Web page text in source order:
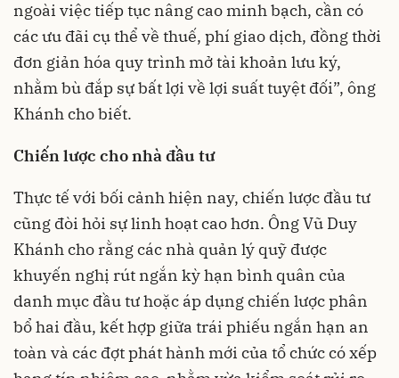
ngoài việc tiếp tục nâng cao minh bạch, cần có
các ưu đãi cụ thể về thuế, phí giao dịch, đồng thời
đơn giản hóa quy trình mở tài khoản lưu ký,
nhằm bù đắp sự bất lợi về lợi suất tuyệt đối”, ông
Khánh cho biết.
Chiến lược cho nhà đầu tư
Thực tế với bối cảnh hiện nay, chiến lược đầu tư
cũng đòi hỏi sự linh hoạt cao hơn. Ông Vũ Duy
Khánh cho rằng các nhà quản lý quỹ được
khuyến nghị rút ngắn kỳ hạn bình quân của
danh mục đầu tư hoặc áp dụng chiến lược phân
bổ hai đầu, kết hợp giữa trái phiếu ngắn hạn an
toàn và các đợt phát hành mới của tổ chức có xếp